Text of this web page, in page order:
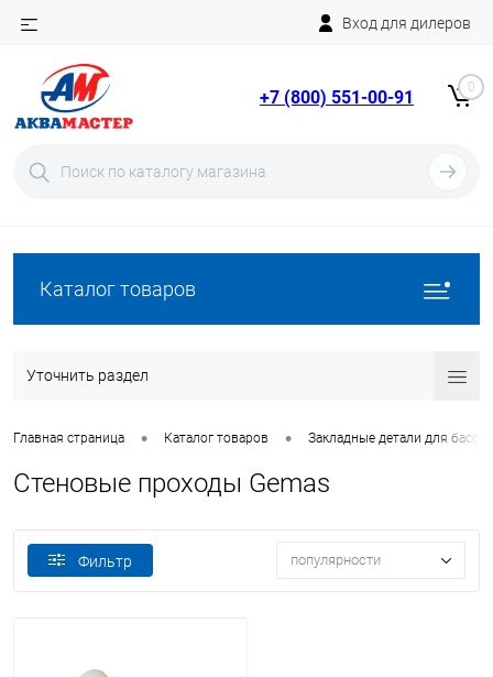
Вход для дилеров
+7 (800) 551-00-91 0
Каталог товаров
Уточнить раздел
Главная страница • Каталог товаров • Закладные детали для
Стеновые проходы Gemas
Фильтр популярности